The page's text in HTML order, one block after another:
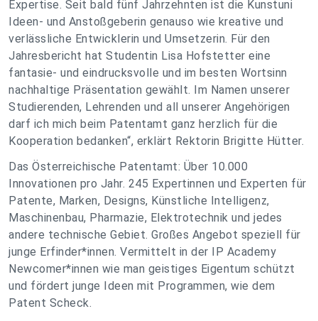
Expertise. Seit bald fünf Jahrzehnten ist die Kunstuni
Ideen- und Anstoßgeberin genauso wie kreative und
verlässliche Entwicklerin und Umsetzerin. Für den
Jahresbericht hat Studentin Lisa Hofstetter eine
fantasie- und eindrucksvolle und im besten Wortsinn
nachhaltige Präsentation gewählt. Im Namen unserer
Studierenden, Lehrenden und all unserer Angehörigen
darf ich mich beim Patentamt ganz herzlich für die
Kooperation bedanken“, erklärt Rektorin Brigitte Hütter.
Das Österreichische Patentamt: Über 10.000
Innovationen pro Jahr. 245 Expertinnen und Experten für
Patente, Marken, Designs, Künstliche Intelligenz,
Maschinenbau, Pharmazie, Elektrotechnik und jedes
andere technische Gebiet. Großes Angebot speziell für
junge Erfinder*innen. Vermittelt in der IP Academy
Newcomer*innen wie man geistiges Eigentum schützt
und fördert junge Ideen mit Programmen, wie dem
Patent Scheck.